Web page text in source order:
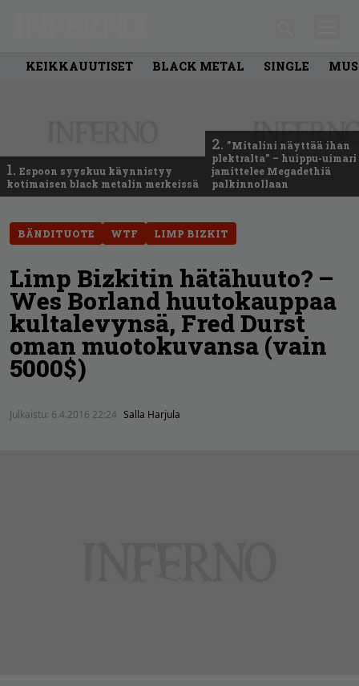
KEIKKAUUTISET BLACK METAL SINGLE
1. Espoon syyskuu käynnistyy
kotimaisen black metalin merkeissä
2. ”Mitalini näyttää ihan
plektralta” – huippu-uimari
jamittelee Megadethiä
palkinnollaan
BÄNDITUOTE WTF LIMP BIZKIT
Limp Bizkitin hätähuuto? –
Wes Borland huutokauppaa
kultalevynsä, Fred Durst
oman muotokuvansa (vain
5000$)
Julkaistu: 6.4.2016 22:24 Salla Harjula